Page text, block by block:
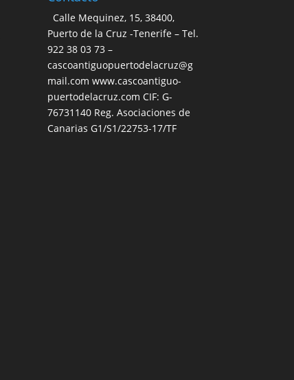
Calle Mequinez, 15, 38400,
Puerto de la Cruz -Tenerife – Tel.
922 38 03 73 –
cascoantiguopuertodelacruz@g
mail.com www.cascoantiguo-
puertodelacruz.com CIF: G-
76731140 Reg. Asociaciones de
Canarias G1/S1/22753-17/TF